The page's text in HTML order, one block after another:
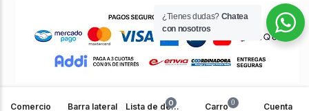
Comercio Barra lateral 0Lista de deseos 0
Carro Cuenta
¿Tienes dudas? Chatea
con nosotros